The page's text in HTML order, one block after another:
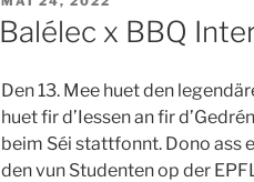
LE
Balélec x BBQ
Den 13. Mee huet den
huet fir d’Iessen an fir
beim Séi stattfonnt. Dono ass
den vun Studenten op der